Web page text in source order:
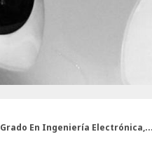
Grado En Ingeniería Electrónica,...